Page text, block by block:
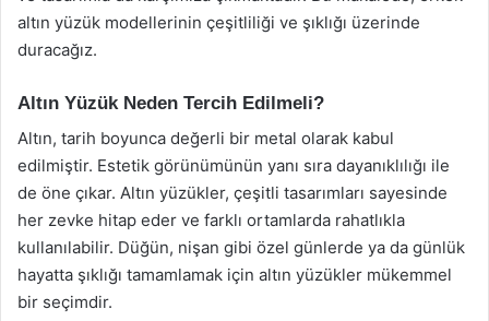
altın yüzük modellerinin çeşitliliği ve şıklığı üzerinde
duracağız.
Altın Yüzük Neden Tercih Edilmeli?
Altın, tarih boyunca değerli bir metal olarak kabul
edilmiştir. Estetik görünümünün yanı sıra dayanıklılığı ile
de öne çıkar. Altın yüzükler, çeşitli tasarımları sayesinde
her zevke hitap eder ve farklı ortamlarda rahatlıkla
kullanılabilir. Düğün, nişan gibi özel günlerde ya da günlük
hayatta şıklığı tamamlamak için altın yüzükler mükemmel
bir seçimdir.